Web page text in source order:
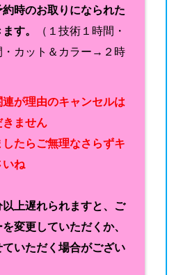
時のお取りになられた
す。
（１技術１時間・
カット＆カラー→２時
が理由のキャンセルは
きません
たらご無理なさらずキ
いね
上遅れられますと、ご
変更していただくか、
いただく場合がござい